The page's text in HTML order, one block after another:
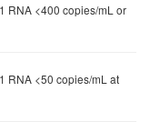
RNA <400 copies/mL or
RNA <50 copies/mL at